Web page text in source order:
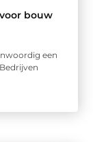
bouw
een